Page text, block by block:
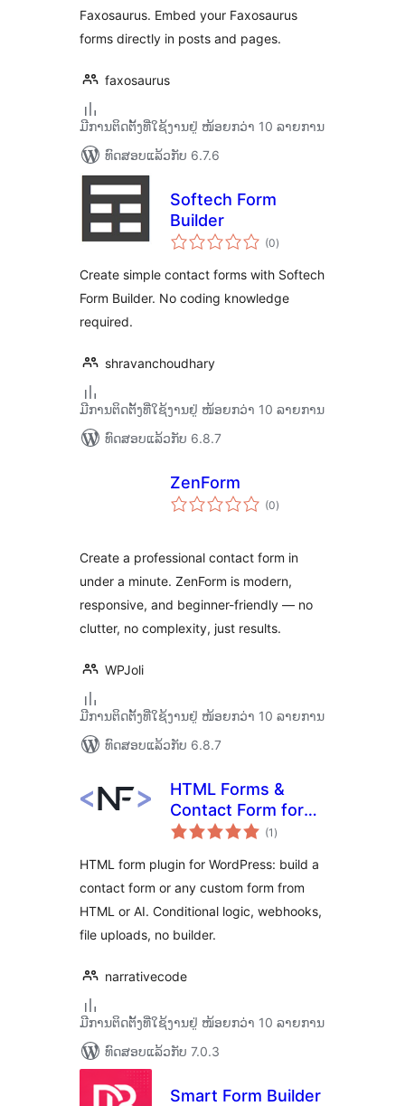
Faxosaurus. Embed your Faxosaurus
forms directly in posts and pages.
faxosaurus
ມີການຕິດຕັ້ງທີ່ໃຊ້ງານຢູ່ ໜ້ອຍກວ່າ 10 ລາຍການ
ທົດສອບແລ້ວກັບ 6.7.6
Softech Form
Builder
(0ຄະແນນ
ທັງໝົດ
)
Create simple contact forms with Softech
Form Builder. No coding knowledge
required.
shravanchoudhary
ມີການຕິດຕັ້ງທີ່ໃຊ້ງານຢູ່ ໜ້ອຍກວ່າ 10 ລາຍການ
ທົດສອບແລ້ວກັບ 6.8.7
ZenForm
(0ຄະແນນ
ທັງໝົດ
)
Create a professional contact form in
under a minute. ZenForm is modern,
responsive, and beginner-friendly — no
clutter, no complexity, just results.
WPJoli
ມີການຕິດຕັ້ງທີ່ໃຊ້ງານຢູ່ ໜ້ອຍກວ່າ 10 ລາຍການ
ທົດສອບແລ້ວກັບ 6.8.7
HTML Forms &
Contact Form for
WordPress: (1 ຄະແນນ
ທັງໝົດ
)
HTML form plugin for WordPress: build a
contact form or any custom form from
HTML or AI. Conditional logic, webhooks,
file uploads, no builder.
narrativecode
ມີການຕິດຕັ້ງທີ່ໃຊ້ງານຢູ່ ໜ້ອຍກວ່າ 10 ລາຍການ
ທົດສອບແລ້ວກັບ 7.0.3
Smart Form Builder